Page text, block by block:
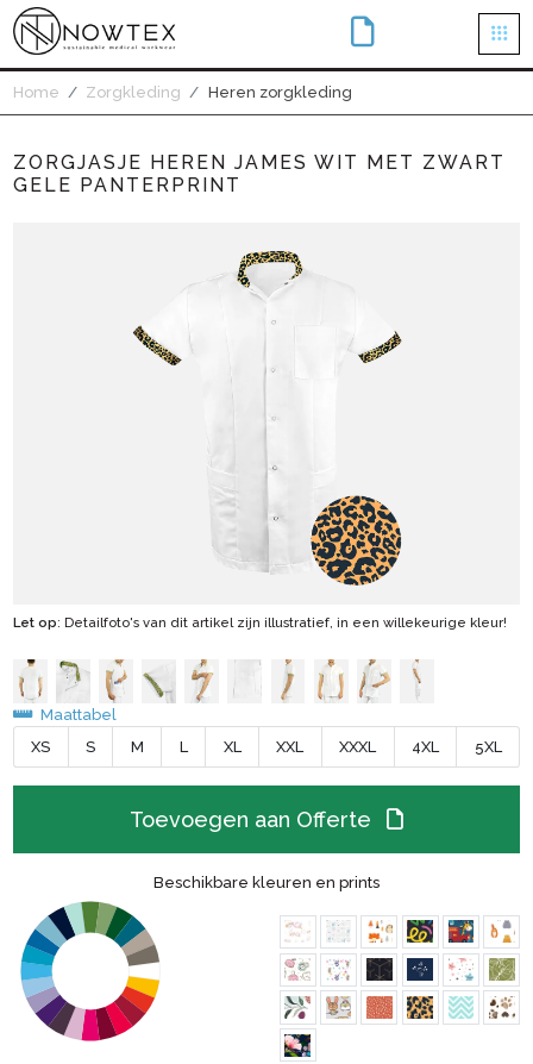
×
Home Zorgkleding Heren zorgkleding
ZORGJASJE HEREN JAMES WIT MET ZWART
GELE PANTERPRINT
Let op: Detailfoto's van dit artikel zijn illustratief, in een willekeurige kleur!
Maattabel
XS
S M L XL XXL XXXL 4XL 5XL
Toevoegen aan Offerte
Beschikbare kleuren en prints